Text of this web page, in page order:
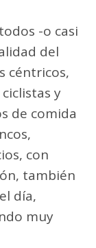
-o casi
del
céntricos,
y
de comida
con
también
día,
muy